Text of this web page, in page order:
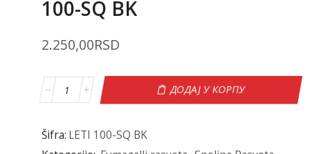
100-SQ BK
2.250,00RSD
ДОДАЈ У КОРПУ
Šifra: LETI 100-SQ BK